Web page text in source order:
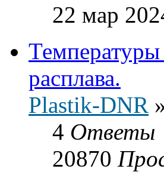
22 мар
расплава.
Plastik-DNR
4 Ответы
20870